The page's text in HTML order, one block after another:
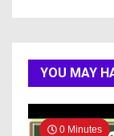
YOU MAY
0 Minutes